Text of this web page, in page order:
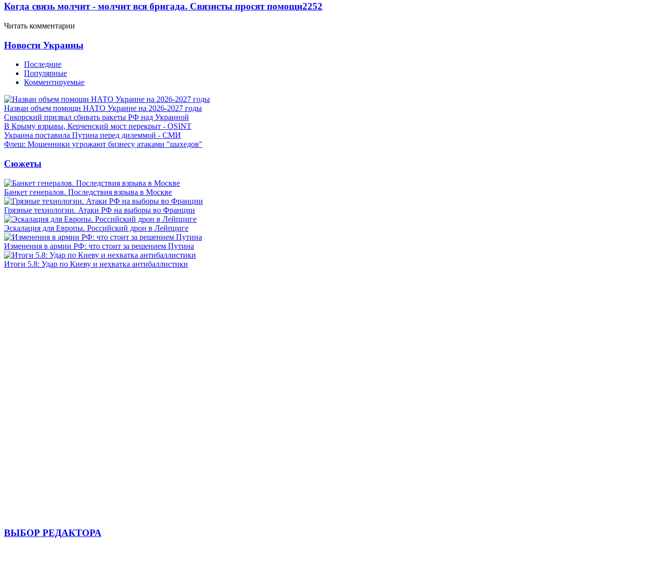
Когда связь молчит - молчит вся бригада. Связисты просят помощи2252
Читать комментарии
Новости Украины
Последние
Популярные
Комментируемые
Назван объем помощи НАТО Украине на 2026-2027 годы
Сикорский призвал сбивать ракеты РФ над Украиной
В Крыму взрывы, Керченский мост перекрыт - OSINT
Украина поставила Путина перед дилеммой - СМИ
Флеш: Мошенники угрожают бизнесу атаками "шахедов"
Сюжеты
Банкет генералов. Последствия взрыва в Москве
Грязные технологии. Атаки РФ на выборы во Франции
Эскалация для Европы. Российский дрон в Лейпциге
Изменения в армии РФ: что стоит за решением Путина
Итоги 5.8: Удар по Киеву и нехватка антибаллистики
ВЫБОР РЕДАКТОРА